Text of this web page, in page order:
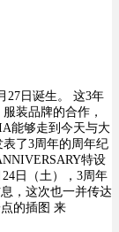
27日诞生。 这3年
服装品牌的合作 ，
能够走到今天与大
了3周年的周年纪
特设
日 （土） ， 3周年
，这次也一并传达
的插图 来